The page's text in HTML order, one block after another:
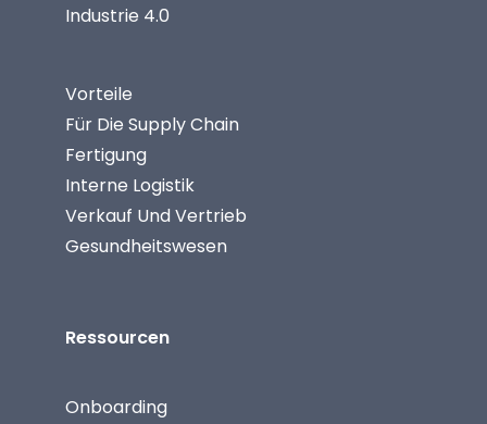
Industrie 4.0
Vorteile
Für Die Supply Chain
Fertigung
Interne Logistik
Verkauf Und Vertrieb
Gesundheitswesen
Ressourcen
Onboarding